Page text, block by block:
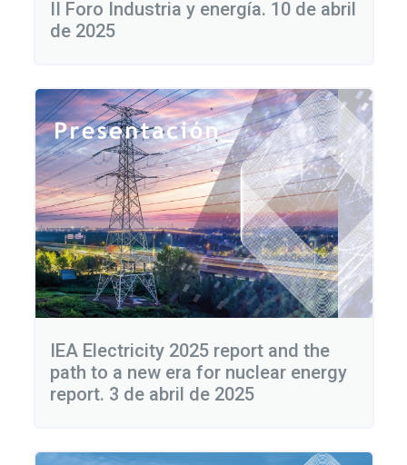
II Foro Industria y energía. 10 de abril
de 2025
IEA Electricity 2025 report and the
path to a new era for nuclear energy
report. 3 de abril de 2025